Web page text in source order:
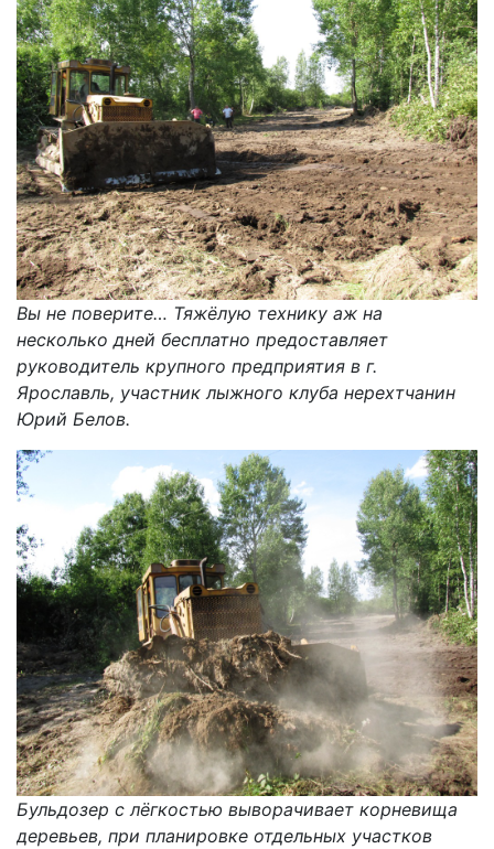
Вы не поверите… Тяжёлую технику аж на
несколько дней бесплатно предоставляет
руководитель крупного предприятия в г.
Ярославль, участник лыжного клуба нерехтчанин
Юрий Белов.
Бульдозер с лёгкостью выворачивает корневища
деревьев, при планировке отдельных участков